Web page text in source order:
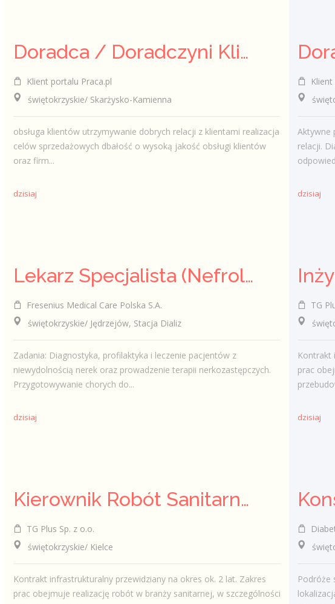
Doradca / Doradczyni Klienta (bankowość)
Klient portalu Praca.pl
świętokrzyskie/ Skarżysko-Kamienna
obsługa klientów utrzymywanie dobrych relacji z klientami realizacja
celów sprzedażowych dbałość o wysoką jakość obsługi klientów
oraz firm...
dzisiaj
Aktywne
relacji.
dzisiaj
Lekarz Specjalista (Nefrolog / Internista) (K/M/N)
Fresenius Medical Care Polska S.A.
świętokrzyskie/ Jędrzejów, Stacja Dializ
Zadania: Diagnostyka, profilaktyka i leczenie pacjentów z
niewydolnością nerek oraz prowadzenie terapii nerkozastępczych.
Przygotowywanie chorych do...
dzisiaj
TG
Kontrakt
prac
dzisiaj
Kierownik Robót Sanitarnych
TG Plus Sp. z o.o.
świętokrzyskie/ Kielce
Kontrakt infrastrukturalny przewidziany na okres ok. 2 lat. Zakres
prac obejmuje realizację robót w branży sanitarnej, w szczególności
Podróże